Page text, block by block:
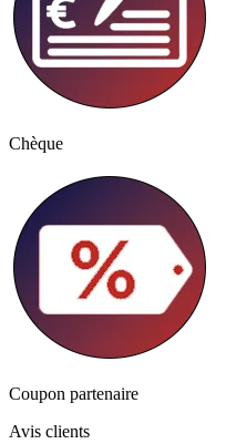
Chèque
Coupon partenaire
Avis clients